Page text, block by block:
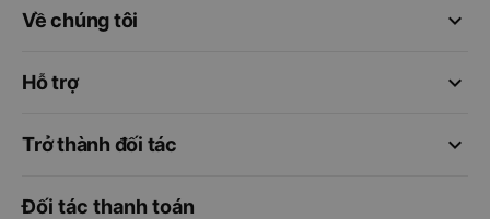
keyboard_arrow_down
Về chúng tôi
keyboard_arrow_down
Hỗ trợ
keyboard_arrow_down
Trở thành đối tác
Đối tác thanh toán